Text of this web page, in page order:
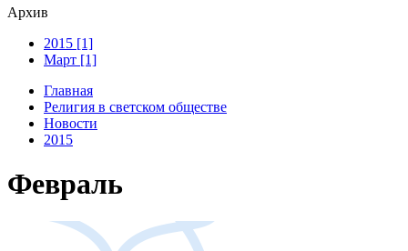
Архив
2015 [1]
Март [1]
Главная
Религия в светском обществе
Новости
2015
Февраль